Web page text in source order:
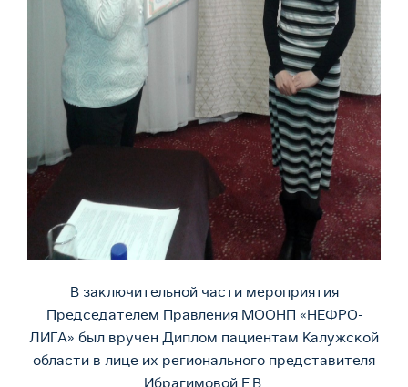
В заключительной части мероприятия
Председателем Правления МООНП «НЕФРО-
ЛИГА» был вручен Диплом пациентам Калужской
области в лице их регионального представителя
Ибрагимовой Е.В.